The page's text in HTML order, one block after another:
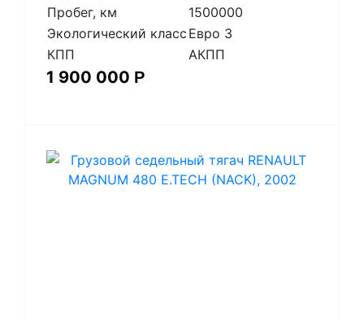
Пробег, км
1500000
Экологический класс Евро 3
КПП
АКПП
1 900 000 Р